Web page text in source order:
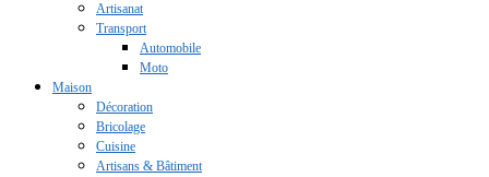
Artisanat
Transport
Automobile
Moto
Maison
Décoration
Bricolage
Cuisine
Artisans & Bâtiment